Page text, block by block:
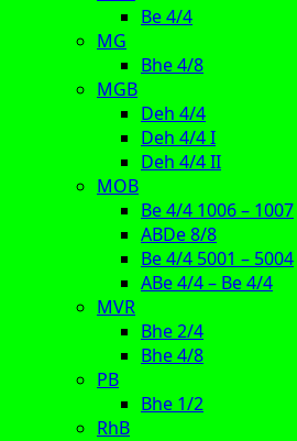
Be 4/4
MG
Bhe 4/8
MGB
Deh 4/4
Deh 4/4 I
Deh 4/4 II
MOB
Be 4/4 1006 – 1007
ABDe 8/8
Be 4/4 5001 – 5004
ABe 4/4 – Be 4/4
MVR
Bhe 2/4
Bhe 4/8
PB
Bhe 1/2
RhB